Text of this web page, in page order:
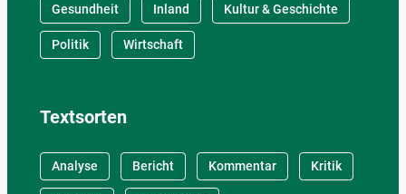
Gesundheit Inland Kultur & Geschichte
Politik Wirtschaft
Textsorten
Analyse Bericht Kommentar Kritik